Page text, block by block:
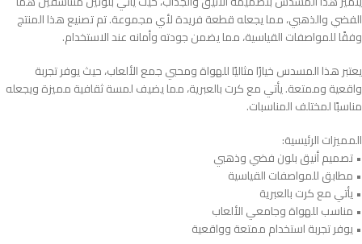
الفضي والذهبي، مما يجعله قطعة فريدة لأي مجموعة. تم تصنيع هذا المنتج
وفقًا للمواصفات القياسية، مما يضمن جودته وأمانه عند الاستخدام.
يعتبر هذا المسدس خيارًا مثاليًا للهواة ومحبي جمع الألعاب، حيث يوفر تجربة
واقعية وممتعة. يأتي مع كرت بالعبرية، مما يضيف لمسة ثقافية مميزة ويجعله
مناسبًا لمختلف المناسبات.
المميزات الرئيسية:
• تصميم أنيق بلون فضي وذهبي
• مطابق للمواصفات القياسية
• يأتي مع كرت بالعبرية
• مناسب للهواة وجامعي الألعاب
• يوفر تجربة استخدام ممتعة وواقعية